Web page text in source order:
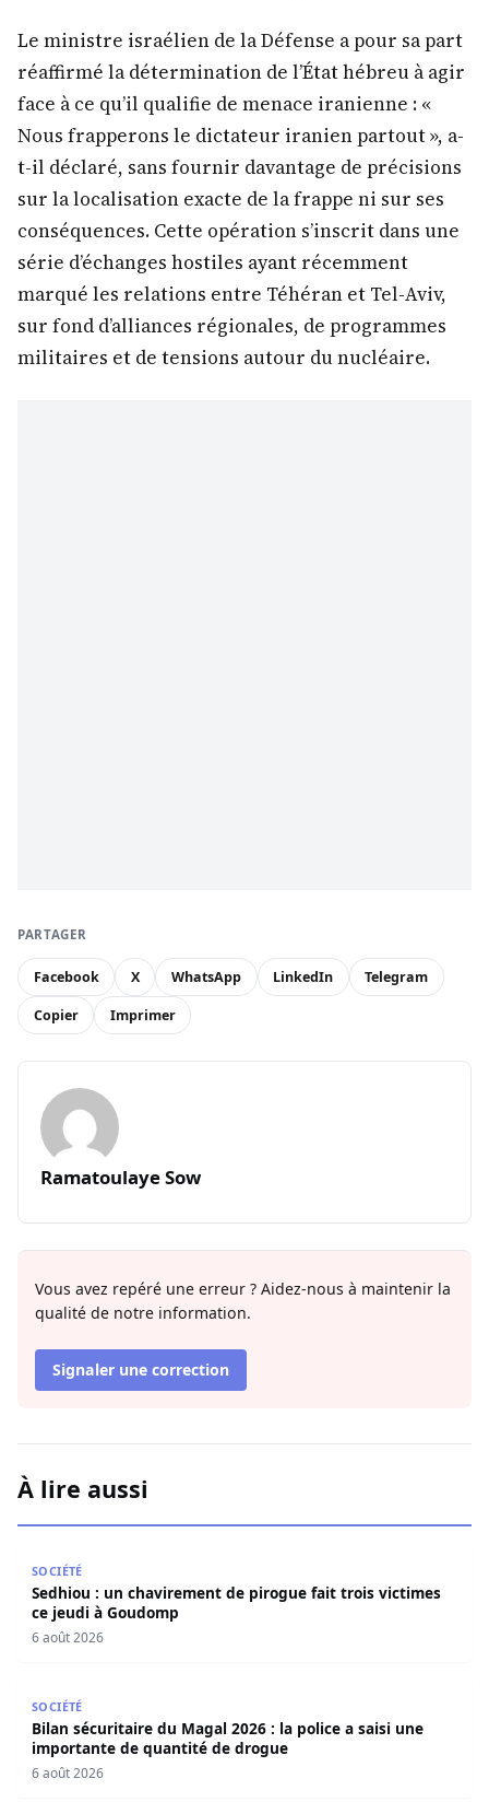
Le ministre israélien de la Défense a pour sa part
réaffirmé la détermination de l’État hébreu à agir
face à ce qu’il qualifie de menace iranienne : «
Nous frapperons le dictateur iranien partout », a-
t-il déclaré, sans fournir davantage de précisions
sur la localisation exacte de la frappe ni sur ses
conséquences. Cette opération s’inscrit dans une
série d’échanges hostiles ayant récemment
marqué les relations entre Téhéran et Tel-Aviv,
sur fond d’alliances régionales, de programmes
militaires et de tensions autour du nucléaire.
PARTAGER
Facebook X WhatsApp LinkedIn Telegram
Copier Imprimer
Ramatoulaye Sow
Vous avez repéré une erreur ? Aidez-nous à maintenir la
qualité de notre information.
Signaler une correction
À lire aussi
SOCIÉTÉ
Sedhiou : un chavirement de pirogue fait trois victimes
ce jeudi à Goudomp
6 août 2026
SOCIÉTÉ
Bilan sécuritaire du Magal 2026 : la police a saisi une
importante de quantité de drogue
6 août 2026